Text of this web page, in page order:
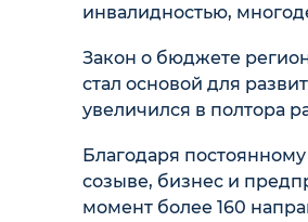
инвалидностью,
Закон о бюджете
стал основой для
увеличился в полтора
Благодаря
созыве, бизнес и
момент более 160